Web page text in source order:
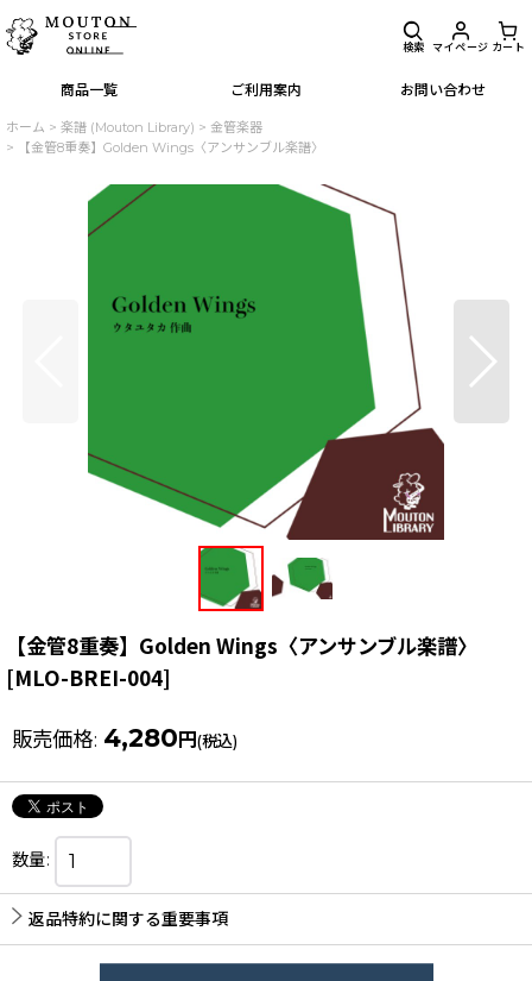
商品一覧 ご利用案内 お問い合わせ
検索 マイページ カート
ホーム > 楽譜 (Mouton Library) > 金管楽器
>
【金管8重奏】Golden Wings〈アンサンブル楽譜〉
【金管8重奏】Golden Wings〈アンサンブル楽譜〉
[MLO-BREI-004]
販売価格: 4,280 円(税込)
数量:
返品特約に関する重要事項